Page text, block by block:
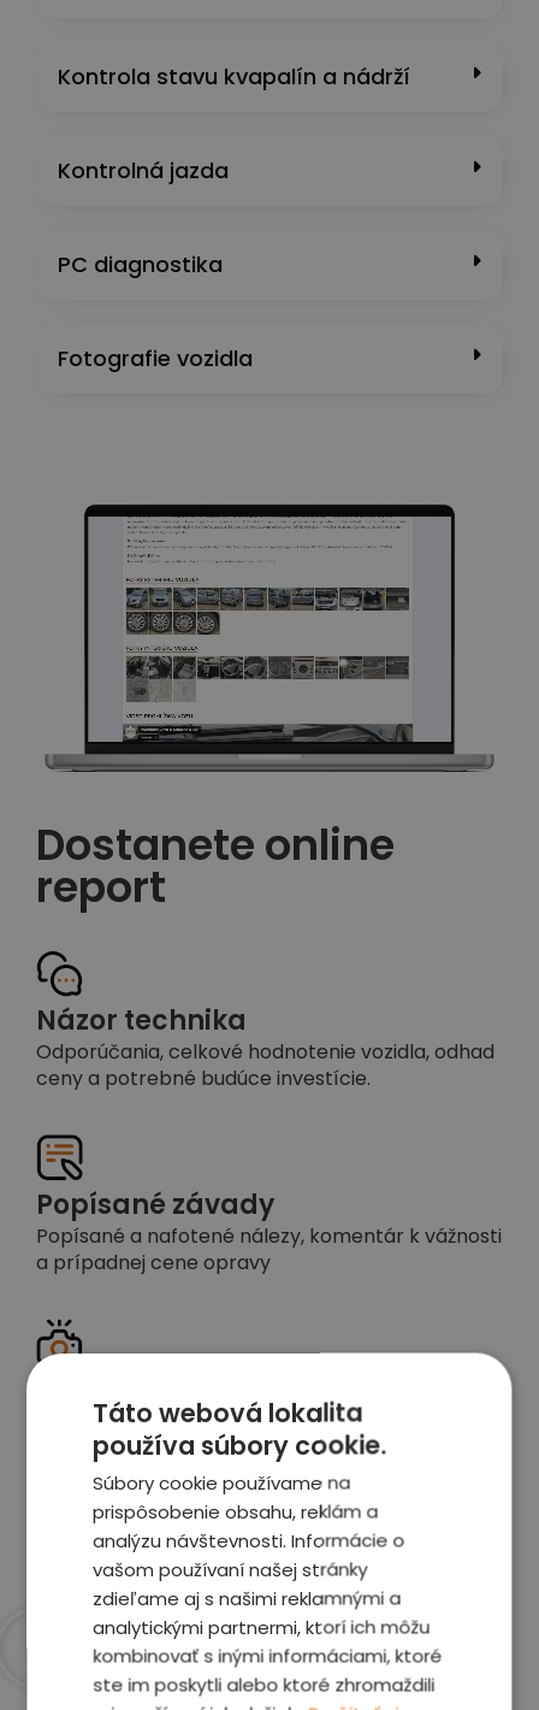
Kontrola stavu kvapalín a nádrží
Kontrolná jazda
PC diagnostika
Fotografie vozidla
Dostanete online
report
Názor technika
Odporúčania, celkové hodnotenie vozidla, odhad
ceny a potrebné budúce investície.
Popísané závady
Popísané a nafotené nálezy, komentár k vážnosti
a prípadnej cene opravy
Celé auto z exteriéru aj interiéru nafotíme
vrátane závad a poškodení
Zobraziť report
Táto webová lokalita
používa súbory cookie.
Súbory cookie používame na
prispôsobenie obsahu, reklám a
analýzu návštevnosti. Informácie o
vašom používaní našej stránky
zdieľame aj s našimi reklamnými a
analytickými partnermi, ktorí ich môžu
kombinovať s inými informáciami, ktoré
ste im poskytli alebo ktoré zhromaždili